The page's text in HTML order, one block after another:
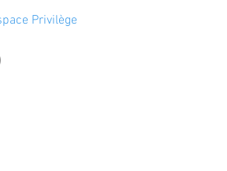
Privilège